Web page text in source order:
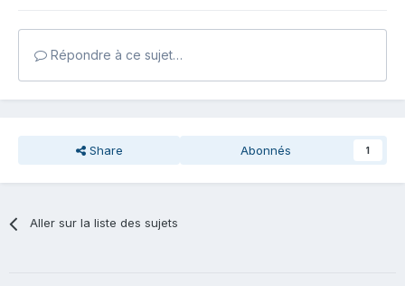
Répondre à ce sujet…
Share Abonnés 1
Aller sur la liste des sujets